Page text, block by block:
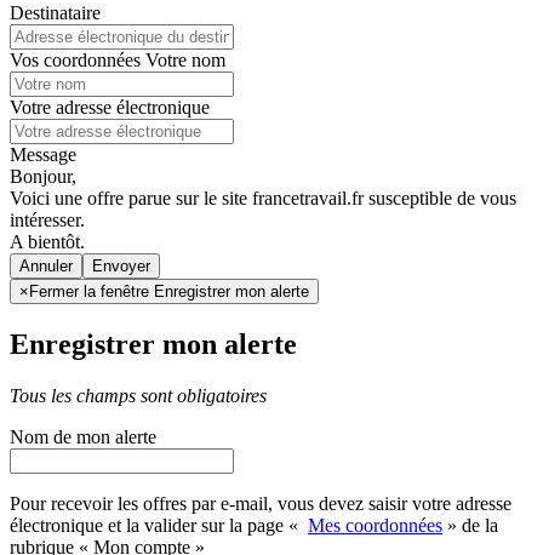
Destinataire
Vos coordonnées Votre nom
Votre adresse électronique
Message
Bonjour,
Voici une offre parue sur le site francetravail.fr susceptible de vous
intéresser.
A bientôt.
Annuler
× Fermer la fenêtre Enregistrer mon alerte
Enregistrer mon alerte
Tous les champs sont obligatoires
Nom de mon alerte
Pour recevoir les offres par e-mail, vous devez saisir votre adresse
électronique et la valider sur la page « Mes coordonnées » de la
rubrique « Mon compte »